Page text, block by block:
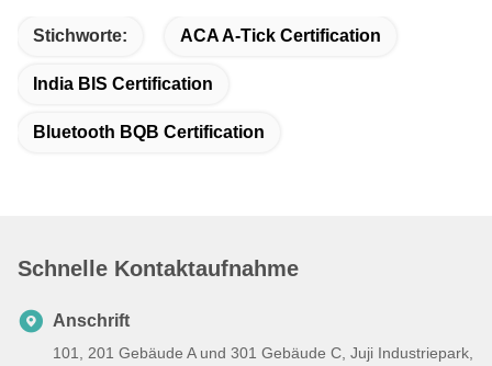
Stichworte: ACA A-Tick Certification
India BIS Certification
Bluetooth BQB Certification
Schnelle Kontaktaufnahme
Anschrift
101, 201 Gebäude A und 301 Gebäude C, Juji Industriepark,